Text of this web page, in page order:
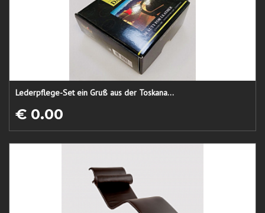
Lederpflege-Set ein Gruß aus der Toskana...
€ 0.00